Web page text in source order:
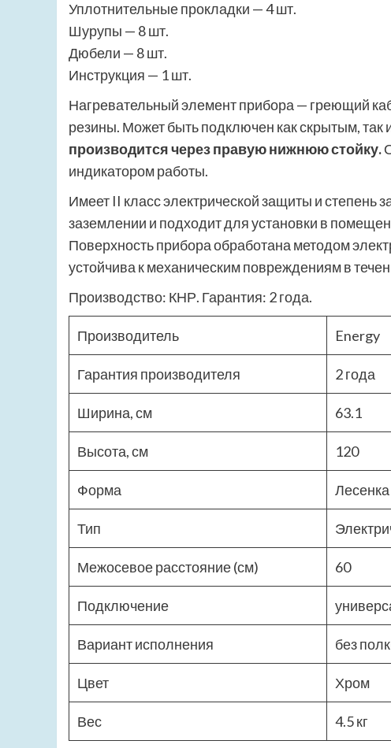
Уплотнительные прокладки — 4 шт.
Шурупы — 8 шт.
Дюбели — 8 шт.
Инструкция — 1 шт.
Нагревательный элемент прибора — греющий
резины. Может быть подключен как скрытым,
производится через правую нижнюю стойку.
индикатором работы.
Имеет II класс электрической защиты и степень
заземлении и подходит для установки в
Поверхность прибора обработана методом
устойчива к механическим повреждениям в
Производство: КНР. Гарантия: 2 года.
Производитель Energy
Гарантия производителя 2 года
Ширина, см 63.1
Высота, см 120
Форма Лесенка
Тип
Межосевое расстояние (см) 60
Подключение
Вариант исполнения без
Цвет Хром
Вес 4.5 кг